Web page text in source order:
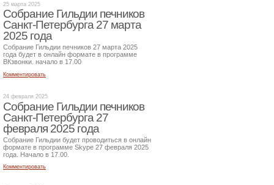
25 марта 2025
Собрание Гильдии печников
Санкт-Петербурга 27 марта
2025 года
Собрание Гильдии печников 27 марта 2025
года будет в онлайн формате в программе
ВКзвонки. начало в 17.00
Комментировать
24 февраля 2025
Собрание Гильдии печников
Санкт-Петербурга 27
февраля 2025 года
Собрание Гильдии будет проводиться в онлайн
формате в программе Skype 27 февраля 2025
года. Начало в 17.00.
Комментировать